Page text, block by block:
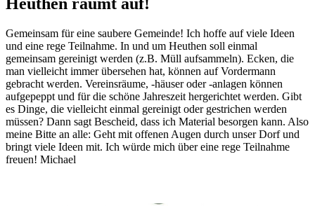
Gemeinsam für eine saubere Gemeinde! Ich hoffe auf viele Ideen
und eine rege Teilnahme. In und um Heuthen soll einmal
gemeinsam gereinigt werden (z.B. Müll aufsammeln). Ecken, die
man vielleicht immer übersehen hat, können auf Vordermann
gebracht werden. Vereinsräume, -häuser oder -anlagen können
aufgepeppt und für die schöne Jahreszeit hergerichtet werden. Gibt
es Dinge, die vielleicht einmal gereinigt oder gestrichen werden
müssen? Dann sagt Bescheid, dass ich Material besorgen kann. Also
meine Bitte an alle: Geht mit offenen Augen durch unser Dorf und
bringt viele Ideen mit. Ich würde mich über eine rege Teilnahme
freuen! Michael